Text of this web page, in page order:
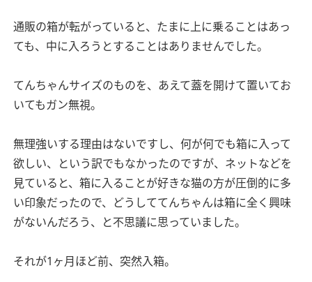
通販の箱が転がっていると、たまに上に乗ることはあっ
ても、中に入ろうとすることはありませんでした。
てんちゃんサイズのものを、あえて蓋を開けて置いてお
いてもガン無視。
無理強いする理由はないですし、何が何でも箱に入って
欲しい、という訳でもなかったのですが、ネットなどを
見ていると、箱に入ることが好きな猫の方が圧倒的に多
い印象だったので、どうしててんちゃんは箱に全く興味
がないんだろう、と不思議に思っていました。
それが1ヶ月ほど前、突然入箱。